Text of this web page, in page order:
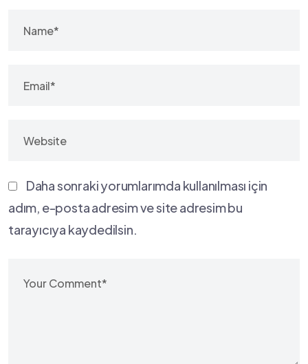
Daha sonraki yorumlarımda kullanılması için
adım, e-posta adresim ve site adresim bu
tarayıcıya kaydedilsin.